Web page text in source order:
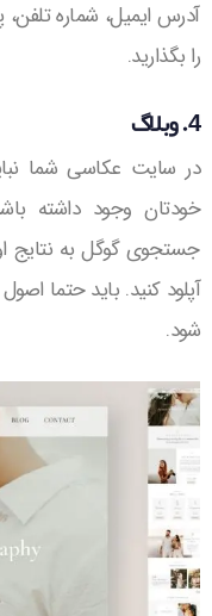
آدرس ایمیل، شماره تلفن،
را بگذارید.
4. وبلاگ
در سایت عکاسی شما
خودتان وجود داشته
جستجوی گوگل به نتایج
آپلود کنید. باید حتما
شود.